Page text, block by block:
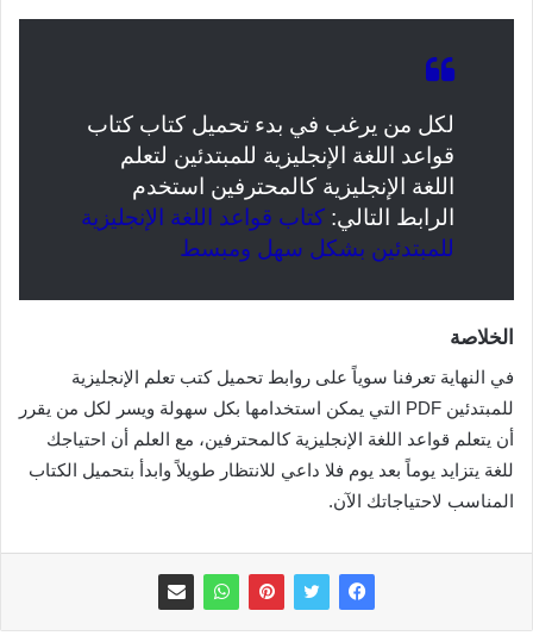
لكل من يرغب في بدء تحميل كتاب كتاب
قواعد اللغة الإنجليزية للمبتدئين لتعلم
اللغة الإنجليزية كالمحترفين استخدم
الرابط التالي: كتاب قواعد اللغة الإنجليزية
للمبتدئين بشكل سهل ومبسط
الخلاصة
في النهاية تعرفنا سوياً على روابط تحميل كتب تعلم الإنجليزية
للمبتدئين PDF التي يمكن استخدامها بكل سهولة ويسر لكل من يقرر
أن يتعلم قواعد اللغة الإنجليزية كالمحترفين، مع العلم أن احتياجك
للغة يتزايد يوماً بعد يوم فلا داعي للانتظار طويلاً وابدأ بتحميل الكتاب
المناسب لاحتياجاتك الآن.